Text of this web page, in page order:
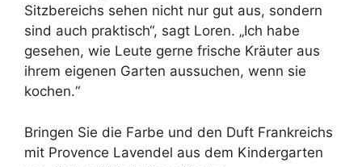
Sitzbereichs sehen nicht nur gut aus, sondern
sind auch praktisch“, sagt Loren. „Ich habe
gesehen, wie Leute gerne frische Kräuter aus
ihrem eigenen Garten aussuchen, wenn sie
kochen.“
Bringen Sie die Farbe und den Duft Frankreichs
mit Provence Lavendel aus dem Kindergarten